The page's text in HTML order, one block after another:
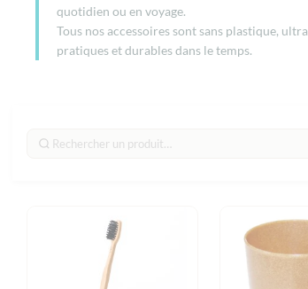
quotidien ou en voyage.
Tous nos accessoires sont sans plastique, ultra
pratiques et durables dans le temps.